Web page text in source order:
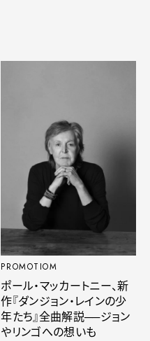
PROMOTIOM
ポール・マッカートニー、新
作『ダンジョン・レインの少
年たち』全曲解説──ジョン
やリンゴへの想いも